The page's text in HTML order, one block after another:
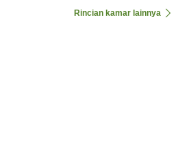
Rincian kamar lainnya